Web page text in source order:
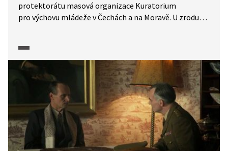
protektorátu masová organizace Kuratorium
pro výchovu mládeže v Čechách a na Moravě. U zrodu
výchovu české mládeže a vytvořit z ní povolnou část
obyvatelstva, která bude věrná ideálům nacismu
a politice Hitlerovy říše.